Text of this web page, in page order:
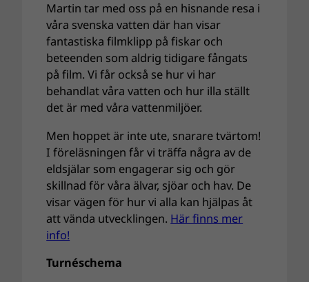
Martin tar med oss på en hisnande resa i
våra svenska vatten där han visar
fantastiska filmklipp på fiskar och
beteenden som aldrig tidigare fångats
på film. Vi får också se hur vi har
behandlat våra vatten och hur illa ställt
det är med våra vattenmiljöer.
Men hoppet är inte ute, snarare tvärtom!
I föreläsningen får vi träffa några av de
eldsjälar som engagerar sig och gör
skillnad för våra älvar, sjöar och hav. De
visar vägen för hur vi alla kan hjälpas åt
att vända utvecklingen. Här finns mer
info!
Turnéschema